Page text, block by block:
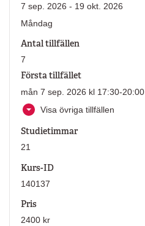
7 sep. 2026 - 19 okt. 2026
Måndag
Antal tillfällen
7
Första tillfället
mån 7 sep. 2026 kl 17:30-20:00
Visa övriga tillfällen
Studietimmar
21
Kurs-ID
140137
Pris
2400 kr